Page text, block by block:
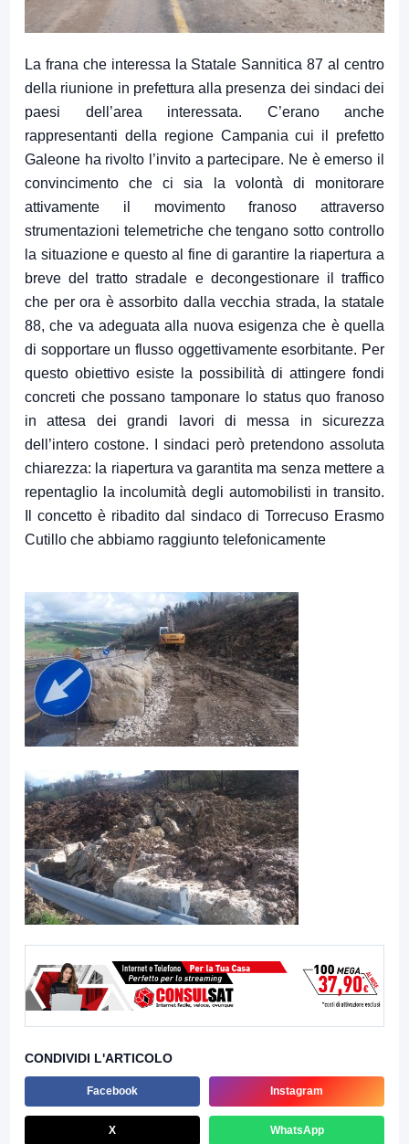
La frana che interessa la Statale Sannitica 87 al centro
della riunione in prefettura alla presenza dei sindaci dei
paesi dell’area interessata. C’erano anche
rappresentanti della regione Campania cui il prefetto
Galeone ha rivolto l’invito a partecipare. Ne è emerso il
convincimento che ci sia la volontà di monitorare
attivamente il movimento franoso attraverso
strumentazioni telemetriche che tengano sotto controllo
la situazione e questo al fine di garantire la riapertura a
breve del tratto stradale e decongestionare il traffico
che per ora è assorbito dalla vecchia strada, la statale
88, che va adeguata alla nuova esigenza che è quella
di sopportare un flusso oggettivamente esorbitante. Per
questo obiettivo esiste la possibilità di attingere fondi
concreti che possano tamponare lo status quo franoso
in attesa dei grandi lavori di messa in sicurezza
dell’intero costone. I sindaci però pretendono assoluta
chiarezza: la riapertura va garantita ma senza mettere a
repentaglio la incolumità degli automobilisti in transito.
Il concetto è ribadito dal sindaco di Torrecuso Erasmo
Cutillo che abbiamo raggiunto telefonicamente
CONDIVIDI L'ARTICOLO
Facebook Instagram
X WhatsApp